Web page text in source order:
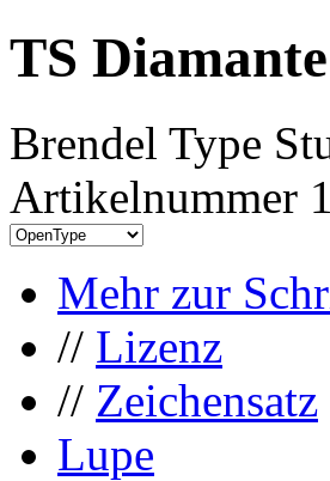
TS
Brendel Type
Artikelnummer
Mehr zur
// Lizenz
// Zeichensatz
Lupe